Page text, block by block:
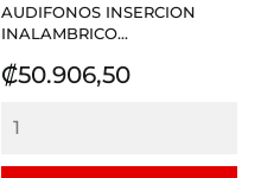
AUDIFONOS INSERCION
INALAMBRICO...
Precio
₡50.906,50